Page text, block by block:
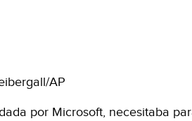
AP
por Microsoft, necesitaba